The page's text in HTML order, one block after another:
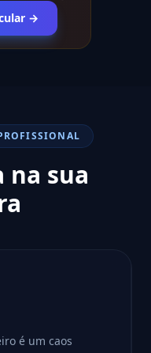
→
na sua
é um caos